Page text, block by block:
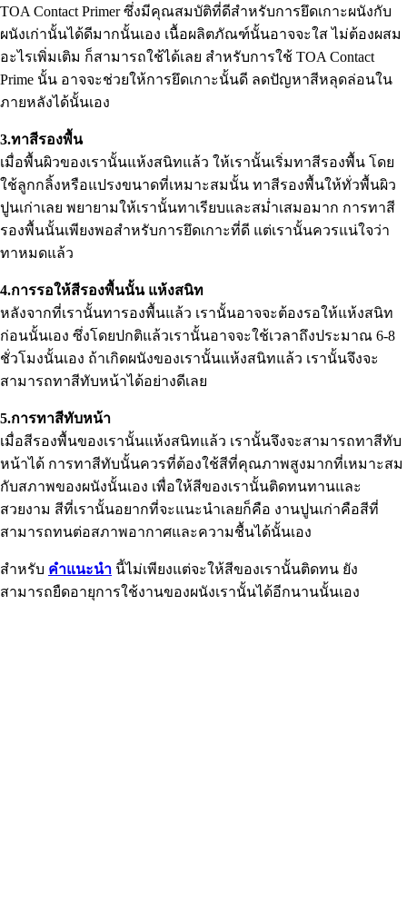
TOA Contact Primer ซึ่งมีคุณสมบัติที่ดีสำหรับการยึดเกาะผนังกับ
ผนังเก่านั้นได้ดีมากนั้นเอง เนื้อผลิตภัณฑ์นั้นอาจจะใส ไม่ต้องผสม
อะไรเพิ่มเติม ก็สามารถใช้ได้เลย สำหรับการใช้ TOA Contact
Prime นั้น อาจจะช่วยให้การยึดเกาะนั้นดี ลดปัญหาสีหลุดล่อนใน
ภายหลังได้นั้นเอง
3.ทาสีรองพื้น
เมื่อพื้นผิวของเรานั้นแห้งสนิทแล้ว ให้เรานั้นเริ่มทาสีรองพื้น โดย
ใช้ลูกกลิ้งหรือแปรงขนาดที่เหมาะสมนั้น ทาสีรองพื้นให้ทั่วพื้นผิว
ปูนเก่าเลย พยายามให้เรานั้นทาเรียบและสม่ำเสมอมาก การทาสี
รองพื้นนั้นเพียงพอสำหรับการยึดเกาะที่ดี แต่เรานั้นควรแน่ใจว่า
ทาหมดแล้ว
4.การรอให้สีรองพื้นนั้น แห้งสนิท
หลังจากที่เรานั้นทารองพื้นแล้ว เรานั้นอาจจะต้องรอให้แห้งสนิท
ก่อนนั้นเอง ซึ่งโดยปกติแล้วเรานั้นอาจจะใช้เวลาถึงประมาณ 6-8
ชั่วโมงนั้นเอง ถ้าเกิดผนังของเรานั้นแห้งสนิทแล้ว เรานั้นจึงจะ
สามารถทาสีทับหน้าได้อย่างดีเลย
5.การทาสีทับหน้า
เมื่อสีรองพื้นของเรานั้นแห้งสนิทแล้ว เรานั้นจึงจะสามารถทาสีทับ
หน้าได้ การทาสีทับนั้นควรที่ต้องใช้สีที่คุณภาพสูงมากที่เหมาะสม
กับสภาพของผนังนั้นเอง เพื่อให้สีของเรานั้นติดทนทานและ
สวยงาม สีที่เรานั้นอยากที่จะแนะนำเลยก็คือ งานปูนเก่าคือสีที่
สามารถทนต่อสภาพอากาศและความชื้นได้นั้นเอง
สำหรับ คำแนะนำ นี้ไม่เพียงแต่จะให้สีของเรานั้นติดทน ยัง
สามารถยืดอายุการใช้งานของผนังเรานั้นได้อีกนานนั้นเอง